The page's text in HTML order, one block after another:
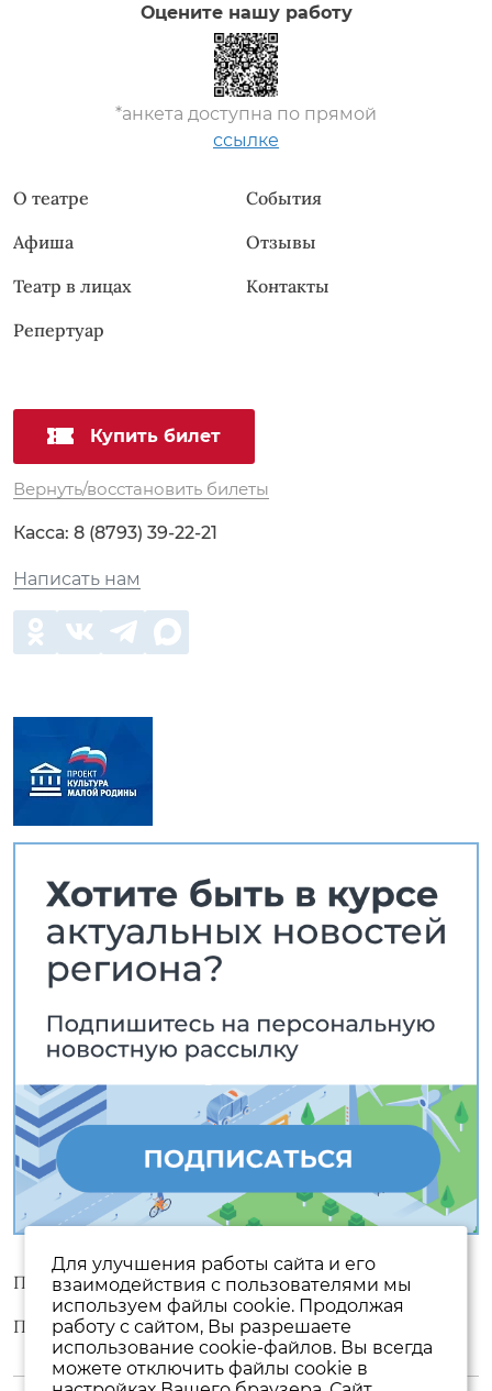
Оцените нашу работу
*анкета доступна по прямой
ссылке
О театре
Афиша
Театр в лицах
Репертуар
События
Отзывы
Контакты
Купить билет
Вернуть/восстановить билеты
Касса: 8 (8793) 39-22-21
Написать нам
Пользовательское соглашение
Политика конфиденциальности
Для улучшения работы сайта и его
взаимодействия с пользователями мы
используем файлы cookie. Продолжая
работу с сайтом, Вы разрешаете
использование cookie-файлов. Вы всегда
можете отключить файлы cookie в